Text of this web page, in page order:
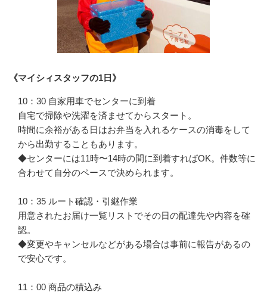
《マイシィスタッフの1日》
10：30 自家用車でセンターに到着
自宅で掃除や洗濯を済ませてからスタート。
時間に余裕がある日はお弁当を入れるケースの消毒をして
から出勤することもあります。
◆センターには11時〜14時の間に到着すればOK。件数等に
合わせて自分のペースで決められます。
10：35 ルート確認・引継作業
用意されたお届け一覧リストでその日の配達先や内容を確
認。
◆変更やキャンセルなどがある場合は事前に報告があるの
で安心です。
11：00 商品の積込み